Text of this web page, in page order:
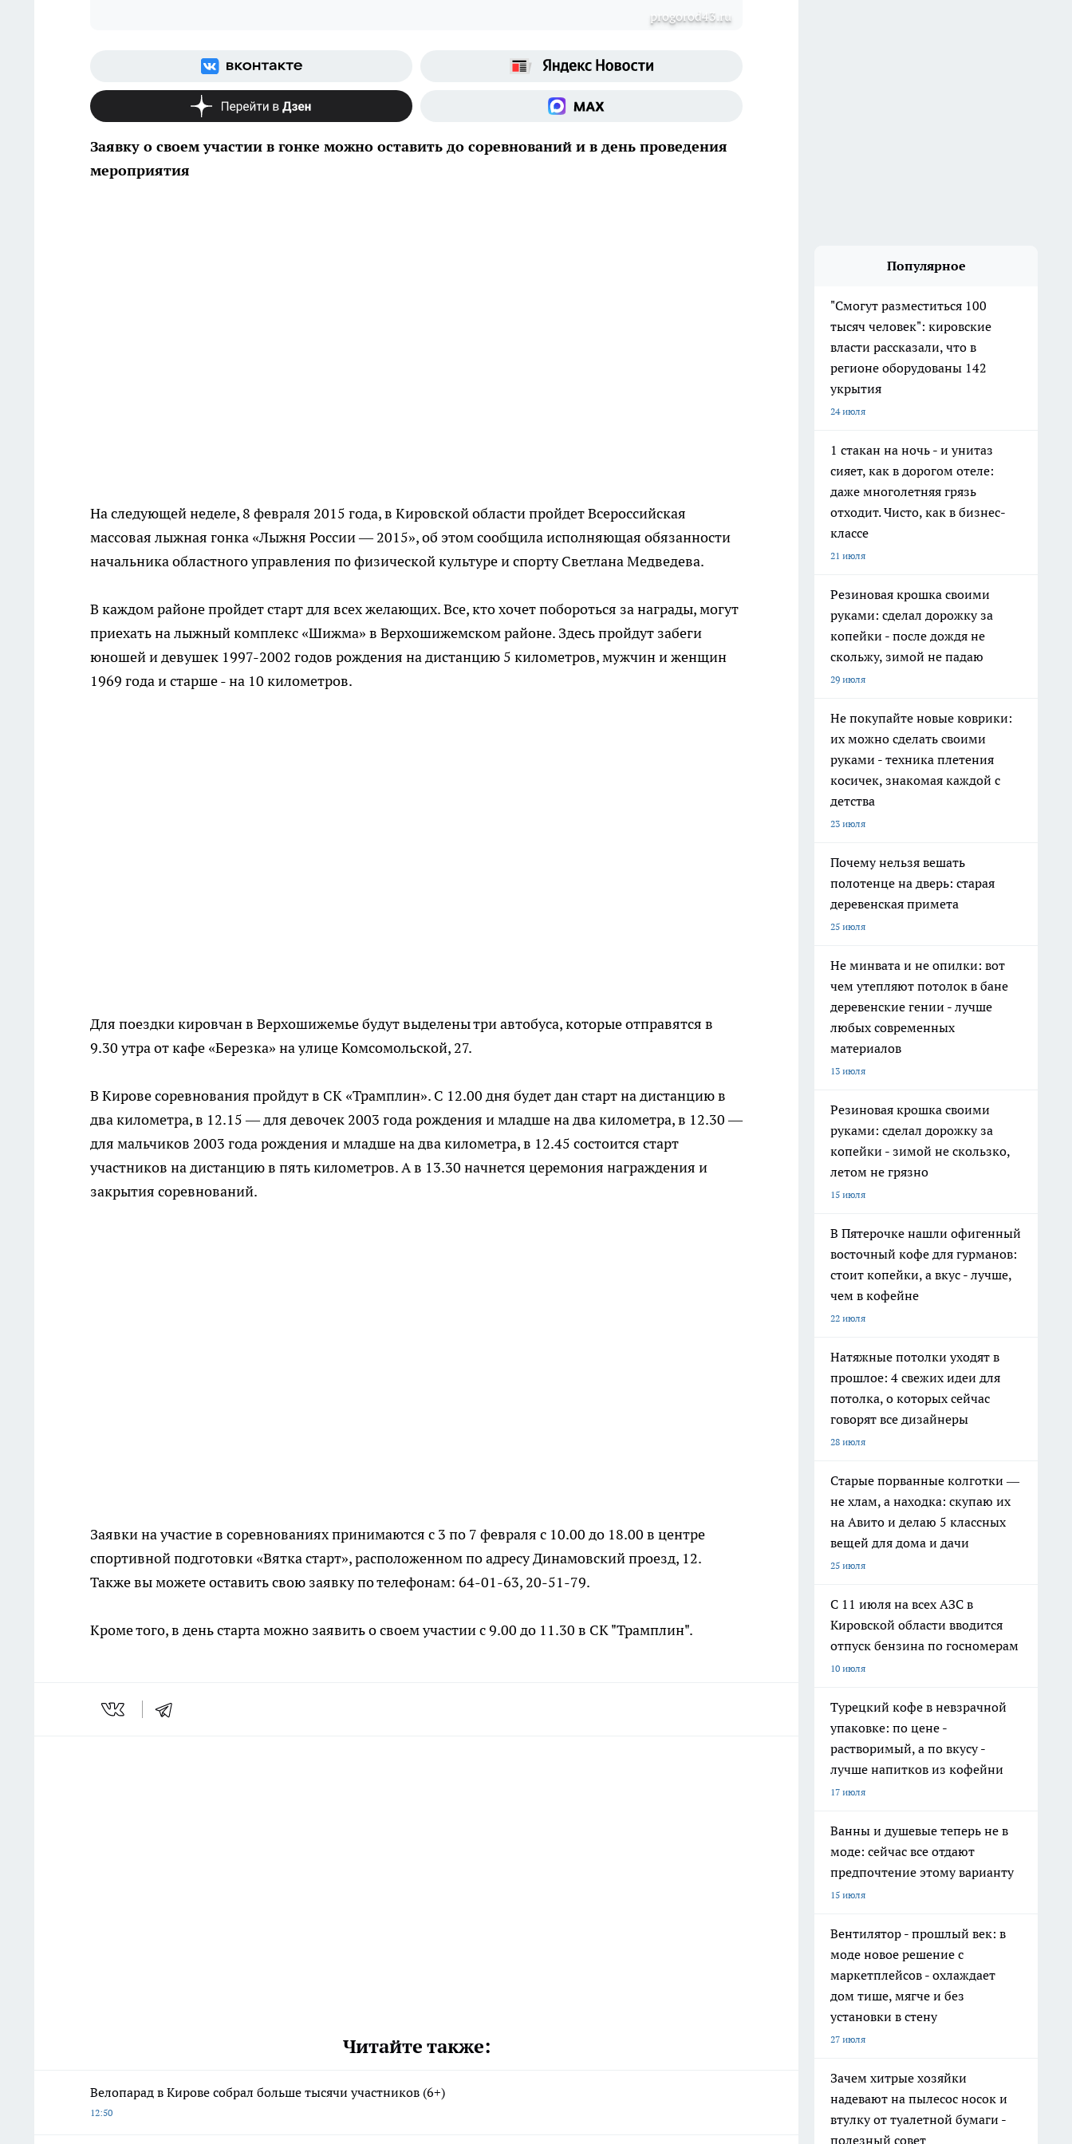
progorod43.ru
Заявку о своем участии в гонке можно оставить до соревнований и в день проведения
мероприятия
На следующей неделе, 8 февраля 2015 года, в Кировской области пройдет Всероссийская
массовая лыжная гонка «Лыжня России — 2015», об этом сообщила исполняющая обязанности
начальника областного управления по физической культуре и спорту Светлана Медведева.
В каждом районе пройдет старт для всех желающих. Все, кто хочет побороться за награды, могут
приехать на лыжный комплекс «Шижма» в Верхошижемском районе. Здесь пройдут забеги
юношей и девушек 1997-2002 годов рождения на дистанцию 5 километров, мужчин и женщин
1969 года и старше - на 10 километров.
Для поездки кировчан в Верхошижемье будут выделены три автобуса, которые отправятся в
9.30 утра от кафе «Березка» на улице Комсомольской, 27.
В Кирове соревнования пройдут в СК «Трамплин». С 12.00 дня будет дан старт на дистанцию в
два километра, в 12.15 — для девочек 2003 года рождения и младше на два километра, в 12.30 —
для мальчиков 2003 года рождения и младше на два километра, в 12.45 состоится старт
участников на дистанцию в пять километров. А в 13.30 начнется церемония награждения и
закрытия соревнований.
Заявки на участие в соревнованиях принимаются с 3 по 7 февраля с 10.00 до 18.00 в центре
спортивной подготовки «Вятка старт», расположенном по адресу Динамовский проезд, 12.
Также вы можете оставить свою заявку по телефонам: 64-01-63, 20-51-79.
Кроме того, в день старта можно заявить о своем участии с 9.00 до 11.30 в СК "Трамплин".
Читайте также:
Велопарад в Кирове собрал больше тысячи участников (6+)
12:50
Популярное
"Смогут разместиться 100
тысяч человек": кировские
власти рассказали, что в
регионе оборудованы 142
укрытия
24 июля
1 стакан на ночь - и унитаз
сияет, как в дорогом отеле:
даже многолетняя грязь
отходит. Чисто, как в бизнес-
классе
21 июля
Резиновая крошка своими
руками: сделал дорожку за
копейки - после дождя не
скольжу, зимой не падаю
29 июля
Не покупайте новые коврики:
их можно сделать своими
руками - техника плетения
косичек, знакомая каждой с
детства
23 июля
Почему нельзя вешать
полотенце на дверь: старая
деревенская примета
25 июля
Не минвата и не опилки: вот
чем утепляют потолок в бане
деревенские гении - лучше
любых современных
материалов
13 июля
Резиновая крошка своими
руками: сделал дорожку за
копейки - зимой не скользко,
летом не грязно
15 июля
В Пятерочке нашли офигенный
восточный кофе для гурманов:
стоит копейки, а вкус - лучше,
чем в кофейне
22 июля
Натяжные потолки уходят в
прошлое: 4 свежих идеи для
потолка, о которых сейчас
говорят все дизайнеры
28 июля
Старые порванные колготки —
не хлам, а находка: скупаю их
на Авито и делаю 5 классных
вещей для дома и дачи
25 июля
С 11 июля на всех АЗС в
Кировской области вводится
отпуск бензина по госномерам
10 июля
Турецкий кофе в невзрачной
упаковке: по цене -
растворимый, а по вкусу -
лучше напитков из кофейни
17 июля
Ванны и душевые теперь не в
моде: сейчас все отдают
предпочтение этому варианту
15 июля
Вентилятор - прошлый век: в
моде новое решение с
маркетплейсов - охлаждает
дом тише, мягче и без
установки в стену
27 июля
Зачем хитрые хозяйки
надевают на пылесос носок и
втулку от туалетной бумаги -
полезный совет